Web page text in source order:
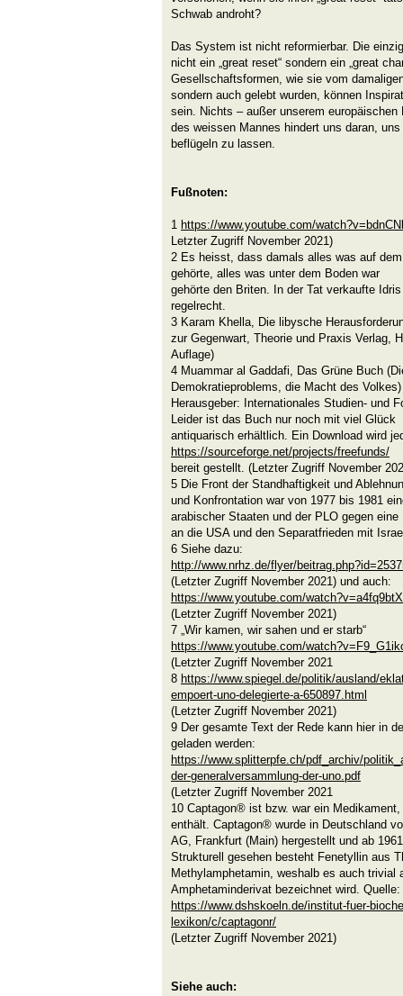
Schwab androht?
Das System ist nicht reformierbar. Die
nicht ein „great reset“ sondern ein „great
Gesellschaftsformen, wie sie vom
sondern auch gelebt wurden, können
sein. Nichts – außer unserem
des weissen Mannes hindert uns daran,
beflügeln zu lassen.
Fußnoten:
1 https://www.youtube.com/
Letzter Zugriff November 2021)
2 Es heisst, dass damals alles was auf
gehörte, alles was unter dem Boden war
gehörte den Briten. In der Tat verkaufte
regelrecht.
3 Karam Khella, Die libysche
zur Gegenwart, Theorie und Praxis Verlag,
Auflage)
4 Muammar al Gaddafi, Das Grüne Buch
Demokratieproblems, die Macht des Volkes)
Herausgeber: Internationales Studien- und
Leider ist das Buch nur noch mit viel Glück
antiquarisch erhältlich. Ein Download wird
https://sourceforge.net/projects/freefunds/
bereit gestellt. (Letzter Zugriff November
5 Die Front der Standhaftigkeit und
und Konfrontation war von 1977 bis 1981
arabischer Staaten und der PLO gegen
an die USA und den Separatfrieden mit
6 Siehe dazu:
http://www.nrhz.de/flyer/
(Letzter Zugriff November 2021) und auch:
https://www.youtube.com/
(Letzter Zugriff November 2021)
7 „Wir kamen, wir sahen und er starb“
https://www.youtube.com/
(Letzter Zugriff November 2021
8 https://www.spiegel.de/politik/ausland/
empoert-uno-delegierte-a-650897.html
(Letzter Zugriff November 2021)
9 Der gesamte Text der Rede kann hier in
geladen werden:
https://www.splitterpfe.ch/pdf_archiv/
der-generalversammlung-der-uno.pdf
(Letzter Zugriff November 2021
10 Captagon® ist bzw. war ein
enthält. Captagon® wurde in Deutschland
AG, Frankfurt (Main) hergestellt und ab
Strukturell gesehen besteht Fenetyllin aus
Methylamphetamin, weshalb es auch trivial
Amphetaminderivat bezeichnet wird. Quelle:
https://www.dshskoeln.de/institut-fuer-
lexikon/c/captagonr/
(Letzter Zugriff November 2021)
Siehe auch: